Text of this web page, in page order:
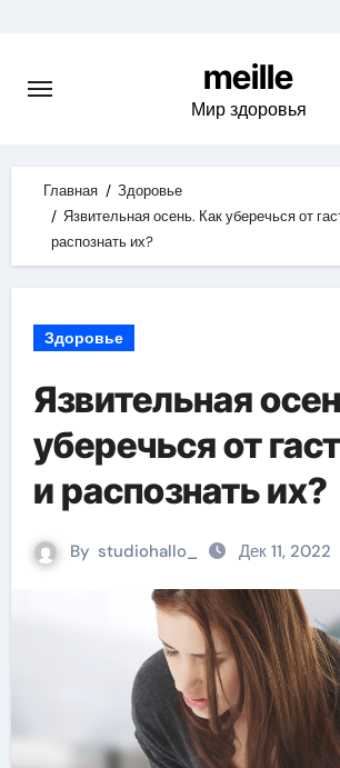
content
meille
Мир здоровья
Главная
Здоровье
Язвительная осень. Как уберечься от
распознать их?
Здоровье
Язвительная
уберечься от
и распознать их?
By studiohallo_ Дек 11, 2022